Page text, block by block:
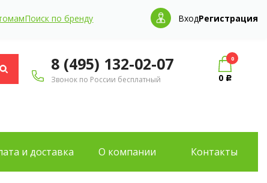
Поиск по бренду ВходРегистрация
8 (495) 132-02-07
Звонок по России бесплатный
0
0 Р
и доставка О компании Контакты